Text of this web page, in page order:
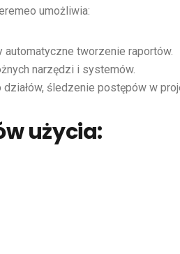
umożliwia:
automatyczne tworzenie raportów.
narzędzi i systemów.
śledzenie postępów w
użycia: